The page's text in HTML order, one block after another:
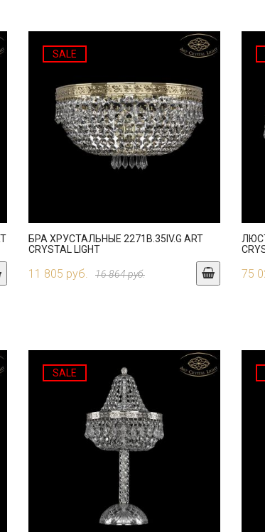
SALE
БРА ХРУСТАЛЬНЫЕ 2271B.35IV.G ART
CRYSTAL LIGHT
11 805 руб. 16 864 руб. 75
SALE